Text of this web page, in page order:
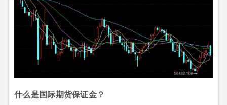
什么是国际期货保证金？